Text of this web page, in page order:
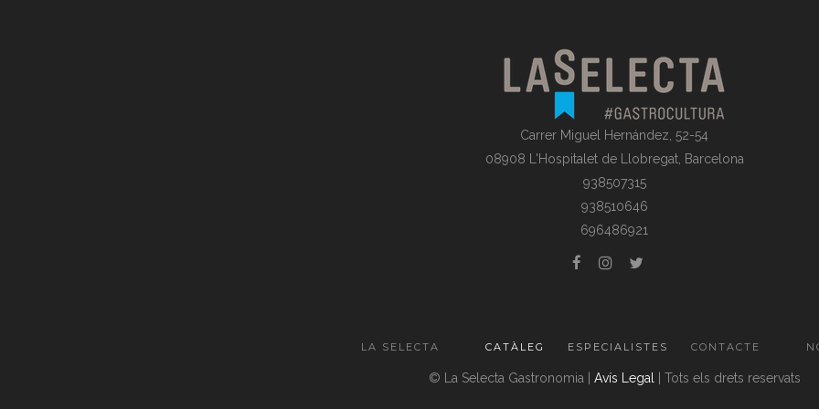
Carrer Miguel Hernández, 52-54
08908 L'Hospitalet de Llobregat, Barcelona
938507315
938510646
696486921
LA SELECTA CATÀLEG ESPECIALISTES CONTACTE
© La Selecta Gastronomia | Avís Legal | Tots els drets reservats